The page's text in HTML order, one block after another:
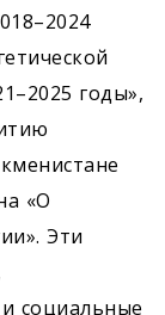
годы»,
«О
Эти
социальные